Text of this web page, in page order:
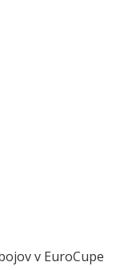
v EuroCupe